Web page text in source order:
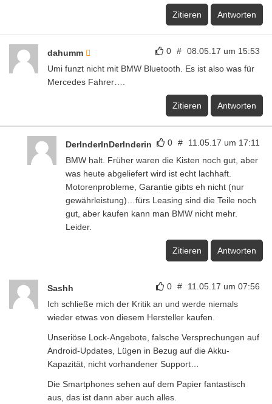
Zitieren Antworten
0 # 08.05.17 um 15:53
dahumm
Umi funzt nicht mit BMW Bluetooth. Es ist also was für
Mercedes Fahrer….
Zitieren Antworten
0 # 11.05.17 um 17:11
DerInderInDerInderin
BMW halt. Früher waren die Kisten noch gut, aber
was heute abgeliefert wird ist echt lachhaft.
Motorenprobleme, Garantie gibts eh nicht (nur
gewährleistung)…fürs Leasing sind die Teile noch
gut, aber kaufen kann man BMW nicht mehr.
Leider.
Zitieren Antworten
0 # 11.05.17 um 07:56
Sashh
Ich schließe mich der Kritik an und werde niemals
wieder etwas von diesem Hersteller kaufen.
Unseriöse Lock-Angebote, falsche Versprechungen auf
Android-Updates, Lügen in Bezug auf die Akku-
Kapazität, nicht vorhandener Support…
Die Smartphones sehen auf dem Papier fantastisch
aus, das ist dann aber auch alles.